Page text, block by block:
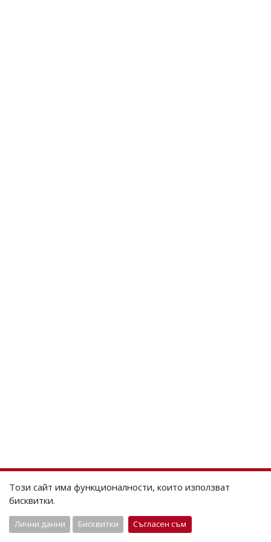
Този сайт има функционалности, които използват
бисквитки.
Лични данни Бисквитки Съгласен съм